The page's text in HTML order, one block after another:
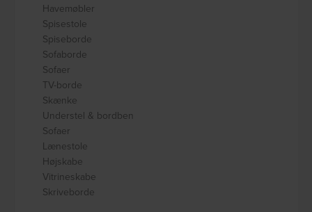
Havemøbler
Spisestole
Spiseborde
Sofaborde
Sofaer
TV-borde
Skænke
Understel & bordben
Sofaer
Lænestole
Højskabe
Vitrineskabe
Skriveborde